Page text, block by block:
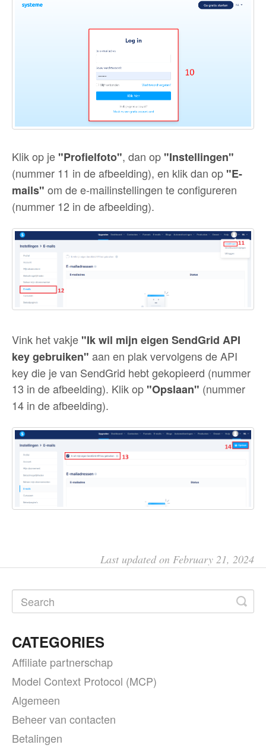
Klik op je "Profielfoto", dan op "Instellingen"
(nummer 11 in de afbeelding), en klik dan op "E-
mails" om de e-mailinstellingen te configureren
(nummer 12 in de afbeelding).
Vink het vakje "Ik wil mijn eigen SendGrid API
key gebruiken" aan en plak vervolgens de API
key die je van SendGrid hebt gekopieerd (nummer
13 in de afbeelding). Klik op "Opslaan" (nummer
14 in de afbeelding).
Last updated on February 21, 2024
CATEGORIES
Affiliate partnerschap
Model Context Protocol (MCP)
Algemeen
Beheer van contacten
Betalingen